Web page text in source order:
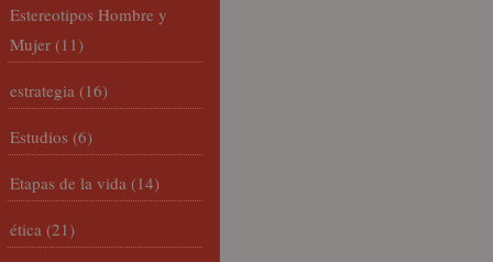
Estereotipos Hombre y
Mujer (11)
estrategia (16)
Estudios (6)
Etapas de la vida (14)
ética (21)